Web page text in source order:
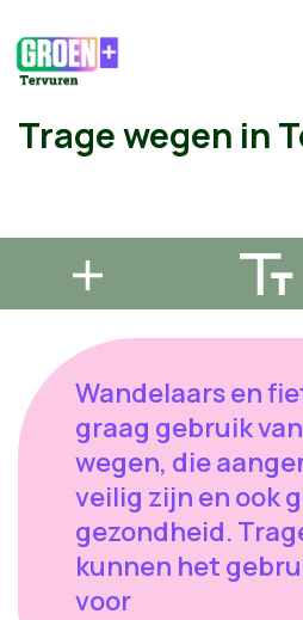
Trage wegen in
Wandelaars en
graag gebruik
wegen, die
veilig zijn en ook
gezondheid.
kunnen het
voor